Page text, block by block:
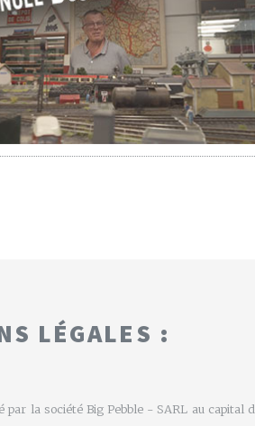
LÉGALES :
par la société Big Pebble - SARL au capital